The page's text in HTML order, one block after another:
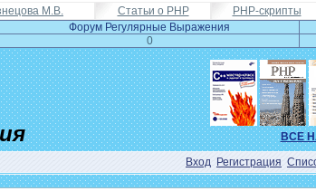
М.В. Статьи о PHP PHP-скрипты
Форум Регулярные Выражения
0
ВСЕ
Вход Регистрация